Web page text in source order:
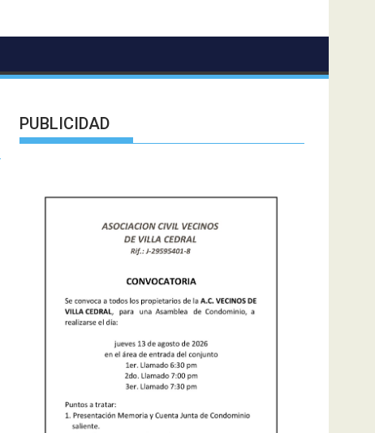
PUBLICIDAD